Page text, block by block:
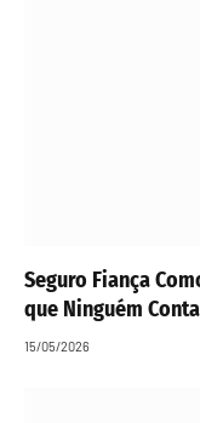
Seguro Fiança
que Ninguém Conta
15/05/2026